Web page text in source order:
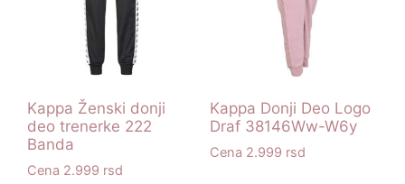
Kappa Ženski donji
deo trenerke 222
Banda
2.999 rsd
Kappa Donji Deo Logo
Draf 38146Ww-W6y
2.999 rsd